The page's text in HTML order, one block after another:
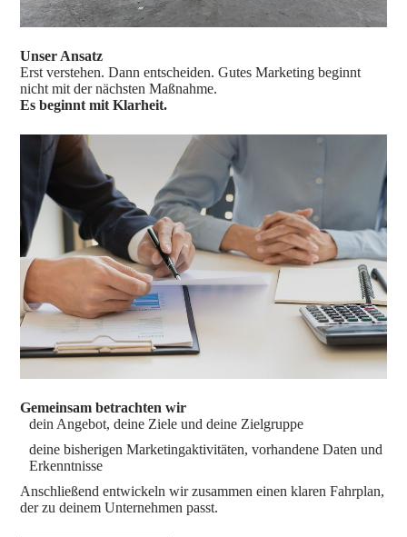
Unser Ansatz
Erst verstehen. Dann entscheiden. Gutes Marketing beginnt
nicht mit der nächsten Maßnahme.
Es beginnt mit Klarheit.
Gemeinsam betrachten wir
dein Angebot, deine Ziele und deine Zielgruppe
deine bisherigen Marketingaktivitäten, vorhandene Daten und
Erkenntnisse
Anschließend entwickeln wir zusammen einen klaren Fahrplan,
der zu deinem Unternehmen passt.